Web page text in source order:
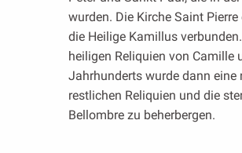
wurden. Die Kirche Saint
die Heilige Kamillus
heiligen Reliquien von Camille
Jahrhunderts wurde dann eine
restlichen Reliquien und die
Bellombre zu beherbergen.